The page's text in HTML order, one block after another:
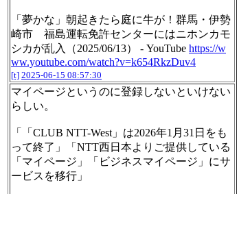
「夢かな」朝起きたら庭に牛が！群馬・伊勢
崎市 福島運転免許センターにはニホンカモ
シカが乱入（2025/06/13） - YouTube https://w
ww.youtube.com/watch?v=k654RkzDuv4
[t] 2025-06-15 08:57:30
マイページというのに登録しないといけない
らしい。
「「CLUB NTT-West」は2026年1月31日をも
って終了」「NTT西日本よりご提供している
「マイページ」「ビジネスマイページ」にサ
ービスを移行」